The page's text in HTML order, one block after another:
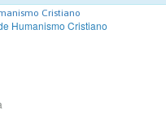
Cristiano
Humanismo Cristiano